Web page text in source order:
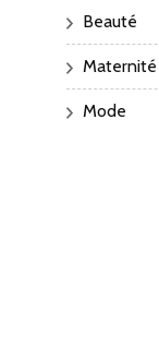
Beauté
Maternité
Mode